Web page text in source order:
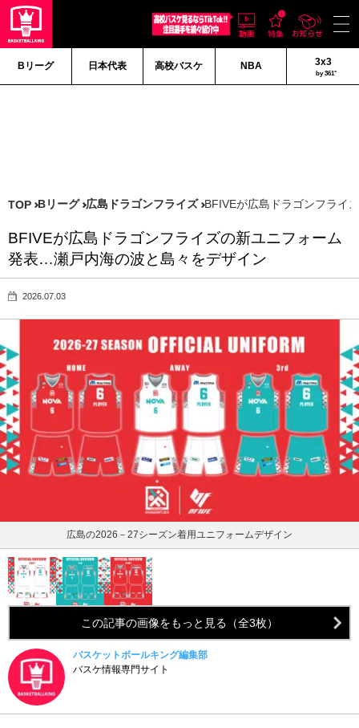
Bリーグ 日本代表 高校バスケ NBA 3x3
by 361°
TOP Bリーグ 広島ドラゴンフライズ BFIVEが広島ドラゴンフライ
BFIVEが広島ドラゴンフライズの新ユニフォーム
発表…瀬戸内海の波と島々をデザイン
2026.07.03
広島の2026－27シーズン着用ユニフォームデザイン
この記事の画像をもっと見る（全3枚）
バスケットボールキング編集部
バスケ情報専門サイト